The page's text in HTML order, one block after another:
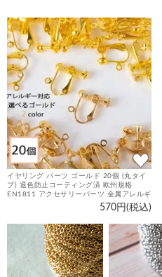
商
品
イヤリング パーツ ゴールド 20個 (丸タイ
プ) 退色防止コーティング済 欧州規格
EN1811 アクセサリーパーツ 金属アレルギ
ー対応 ニッケルフリー 金具 カン付 ネジバ
570円(税込)